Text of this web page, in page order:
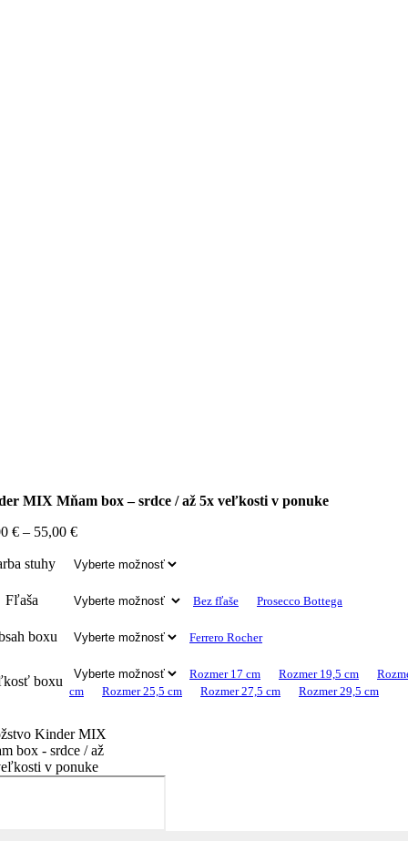
MIX Mňam box – srdce / až 5x veľkosti v ponuke
€ – 55,00 €
stuhy
Fľaša Bez fľaše Prosecco Bottega
boxu Ferrero Rocher
boxu Rozmer 17 cm Rozmer 19,5 cm
cm
Rozmer 25,5 cm Rozmer 27,5 cm Rozmer 29,5 cm
Kinder MIX
box - srdce / až
v ponuke